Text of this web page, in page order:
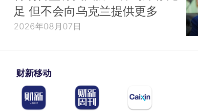
足 但不会向乌克兰提供更多
2026年08月07日
财新移动